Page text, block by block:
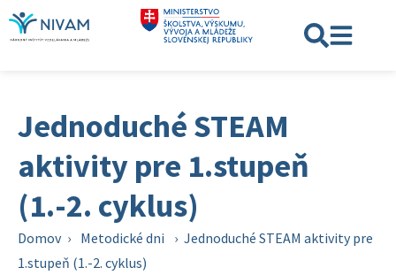
Jednoduché STEAM
aktivity pre 1.stupeň
(1.-2. cyklus)
Domov › Metodické dni › Jednoduché STEAM aktivity pre
1.stupeň (1.-2. cyklus)